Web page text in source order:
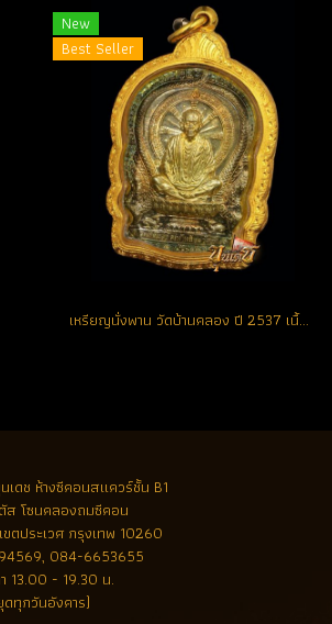
New
Best Seller
เหรียญนั่งพาน วัดบ้านคลอง ปี 2537 เนื้อเงิน หมายเลข 1906 สวยเดิม ผิวเทพ จมูกโด่ง (โชว์)
เดช ห้างซีคอนสแควร์ชั้น B1
ส โซนคลองถมซีคอน
ตประเวศ กรุงเทพ 10260
084-6653655
า 13.00 - 19.30 น.
ดทุกวันอังคาร)